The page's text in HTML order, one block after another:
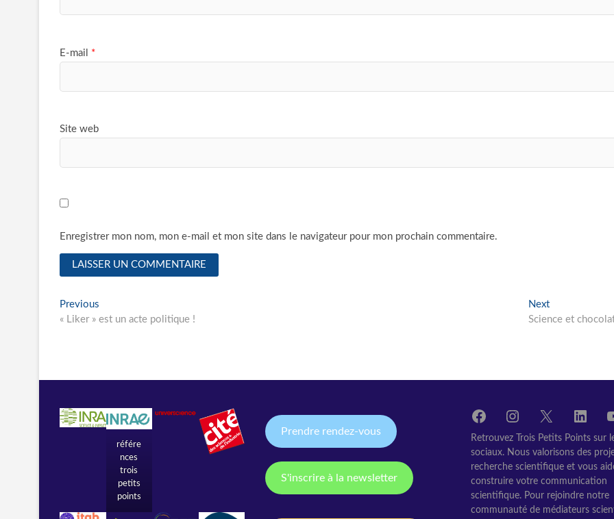
E-mail *
Site web
Enregistrer mon nom, mon e-mail et mon site dans le navigateur pour mon prochain commentaire.
Navigation
de
Previous
post:
« Liker » est un acte politique !
NextNext
post:
Science et
référe
nces
trois
petits
points
Prendre rendez-vous
S'inscrire à la newsletter
FacebookInstagram
X
Retrouvez Trois Petits Points sur
sociaux. Nous valorisons des
recherche scientifique et vous
construire votre communication
scientifique. Pour rejoindre notre
communauté de médiateurs